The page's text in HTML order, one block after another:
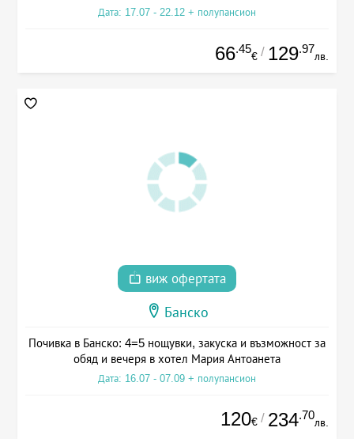
Дата: 17.07 - 22.12 + полупансион
66.45
€ / 129.97
лв.
виж офертата
Банско
Почивка в Банско: 4=5 нощувки, закуска и възможност за
обяд и вечеря в хотел Мария Антоанета
Дата: 16.07 - 07.09 + полупансион
120€ / 234.70
лв.